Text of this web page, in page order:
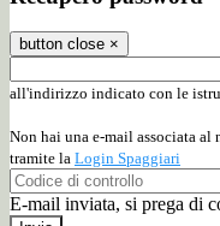
button close ×
all'indirizzo indicato con le
Non hai una e-mail associata al
tramite la Login Spaggiari
E-mail inviata, si prega di